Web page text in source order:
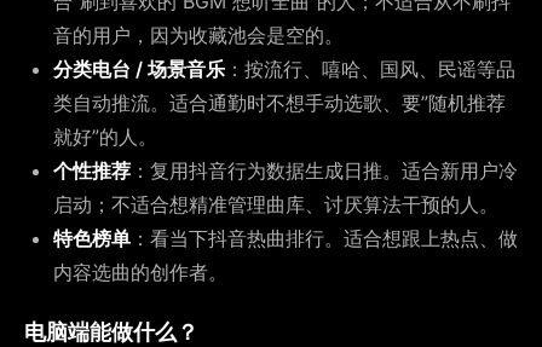
音的用户，因为收藏池会是空的。
分类电台 / 场景音乐 ：按流行、嘻哈、国风、民谣等品
类自动推流。适合通勤时不想手动选歌、要”随机推荐
就好”的人。
个性推荐 ：复用抖音行为数据生成日推。适合新用户冷
启动；不适合想精准管理曲库、讨厌算法干预的人。
特色榜单 ：看当下抖音热曲排行。适合想跟上热点、做
内容选曲的创作者。
电脑端能做什么？